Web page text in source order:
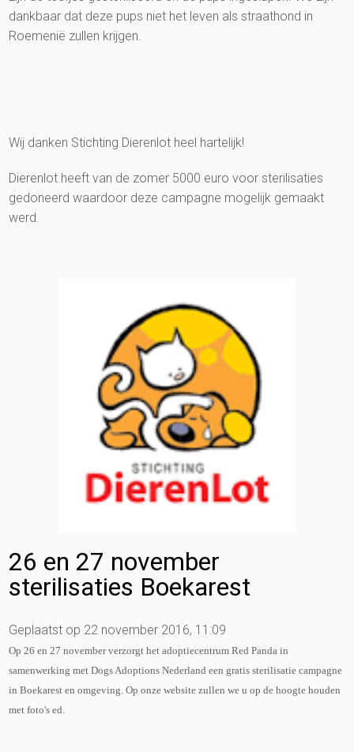
dankbaar dat deze pups niet het leven als straathond in
Roemenië zullen krijgen.
Wij danken Stichting Dierenlot heel hartelijk!
Dierenlot heeft van de zomer 5000 euro voor sterilisaties
gedoneerd waardoor deze campagne mogelijk gemaakt
werd.
26 en 27 november
sterilisaties Boekarest
Geplaatst op 22 november 2016, 11:09
Op 26 en 27 november verzorgt het adoptiecentrum Red Panda in
samenwerking met Dogs Adoptions Nederland een gratis sterilisatie campagne
in Boekarest en omgeving. Op onze website zullen we u op de hoogte houden
met foto's ed.